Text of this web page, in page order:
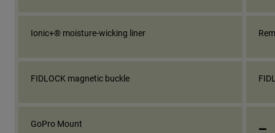
Ionic+® moisture-wicking liner
FIDLOCK magnetic buckle
GoPro Mount _